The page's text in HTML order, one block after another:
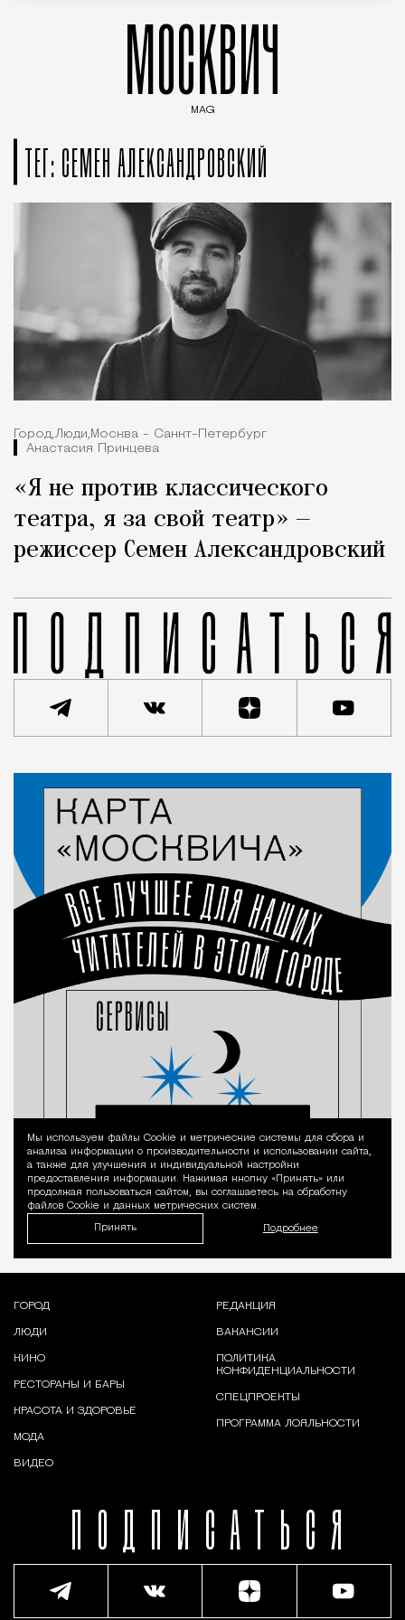
МОСКВИЧ
MAG
ТЕГ: СЕМЕН АЛЕКСАНДРОВСКИЙ
Город,Люди,Москва - Санкт-Петербург
Анастасия Принцева
«Я не против классического
театра, я за свой театр» —
режиссер Семен Александровский
Уведомление
Мы используем файлы Сookie и метрические системы для сбора и
анализа информации о производительности и использовании сайта,
а также для улучшения и индивидуальной настройки
предоставления информации. Нажимая кнопку «Принять» или
продолжая пользоваться сайтом, вы соглашаетесь на обработку
файлов Cookie и данных метрических систем.
Принять Подробнее
ПОДПИСАТЬСЯ
ГОРОД
ЛЮДИ
КИНО
РЕСТОРАНЫ И БАРЫ
КРАСОТА И ЗДОРОВЬЕ
МОДА
ВИДЕО
РЕДАКЦИЯ
ВАКАНСИИ
ПОЛИТИКА
КОНФИДЕНЦИАЛЬНОСТИ
СПЕЦПРОЕКТЫ
ПРОГРАММА ЛОЯЛЬНОСТИ